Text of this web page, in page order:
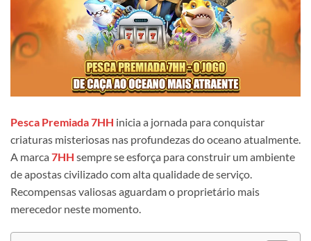
Pesca Premiada 7HH inicia a jornada para conquistar
criaturas misteriosas nas profundezas do oceano atualmente.
A marca 7HH sempre se esforça para construir um ambiente
de apostas civilizado com alta qualidade de serviço.
Recompensas valiosas aguardam o proprietário mais
merecedor neste momento.